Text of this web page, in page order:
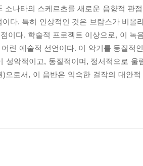
나타의 스케르초를 새로운 음향적 관
다. 특히 인상적인 것은 브람스가 비올
이다. 학술적 프로젝트 이상으로, 이 녹
린 예술적 선언이다. 이 악기를 동질적
악적이고, 동질적이며, 정서적으로 울
로서, 이 음반은 익숙한 걸작의 대안